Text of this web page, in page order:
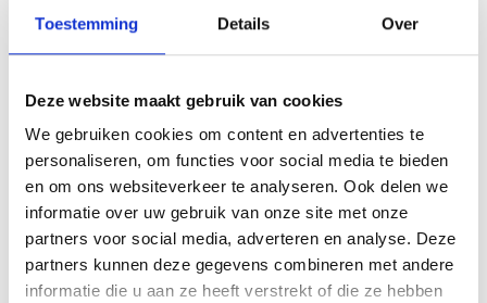
Toestemming Details Over
Deze website maakt gebruik van cookies
We gebruiken cookies om content en advertenties te
personaliseren, om functies voor social media te bieden
en om ons websiteverkeer te analyseren. Ook delen we
informatie over uw gebruik van onze site met onze
partners voor social media, adverteren en analyse. Deze
partners kunnen deze gegevens combineren met andere
informatie die u aan ze heeft verstrekt of die ze hebben
De (oud)seniorenspeler die op zaterdag een jeugdwedstrijd wil
De lezer van dit bericht die denkt: Dit kan en wil ik ook. Neem dan
zeker contact op met onderstaande personen via het mailadres:
Frank van Leuken en Bjordi Ravesteijn
jeugdscheidsrechters@blauwgeel.nl